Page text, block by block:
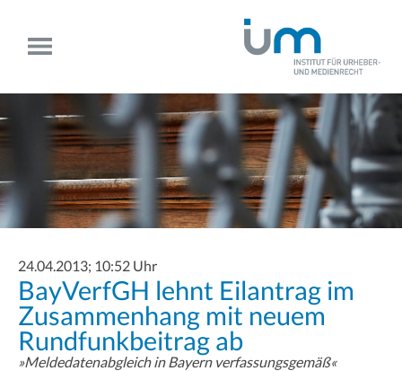
24.04.2013; 10:52 Uhr
BayVerfGH lehnt Eilantrag im
Zusammenhang mit neuem
Rundfunkbeitrag ab
»Meldedatenabgleich in Bayern verfassungsgemäß«